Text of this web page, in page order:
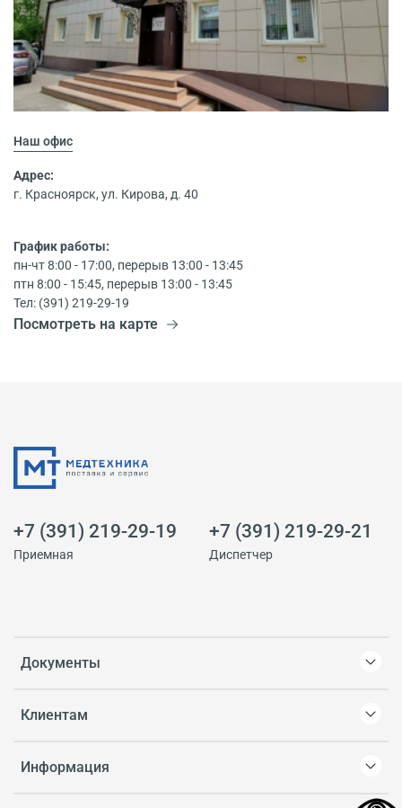
Наш офис
Адрес:
г. Красноярск, ул. Кирова, д. 40
График работы:
пн-чт 8:00 - 17:00, перерыв 13:00 - 13:45
птн 8:00 - 15:45, перерыв 13:00 - 13:45
Тел: (391) 219-29-19
Посмотреть на карте
Документы
Клиентам
Информация
+7 (391) 219-29-19
Приемная
+7 (391) 219-29-21
Диспетчер